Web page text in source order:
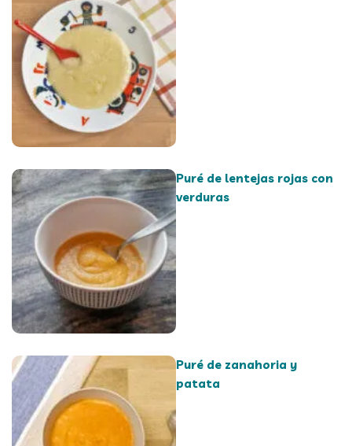
Puré de lentejas rojas con
verduras
Puré de zanahoria y
patata